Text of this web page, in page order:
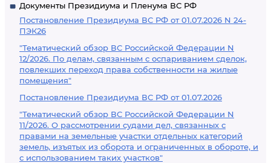
Документы Президиума и Пленума ВС РФ
Постановление Президиума ВС РФ от 01.07.2026 N 24-
ПЭК26
"Тематический обзор ВС Российской Федерации N
12/2026. По делам, связанным с оспариванием сделок,
повлекших переход права собственности на жилые
помещения"
Постановление Президиума ВС РФ от 01.07.2026
"Тематический обзор ВС Российской Федерации N
11/2026. О рассмотрении судами дел, связанных с
правами на земельные участки отдельных категорий
земель, изъятых из оборота и ограниченных в обороте, и
с использованием таких участков"